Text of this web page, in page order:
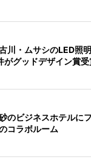
川・ムサシのLED照
がグッドデザイン賞受
のビジネスホテルに
コラボルーム